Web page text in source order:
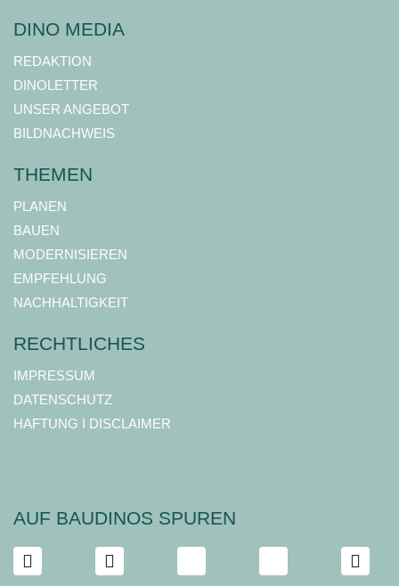
DINO MEDIA
REDAKTION
DINOLETTER
UNSER ANGEBOT
BILDNACHWEIS
THEMEN
PLANEN
BAUEN
MODERNISIEREN
EMPFEHLUNG
NACHHALTIGKEIT
RECHTLICHES
IMPRESSUM
DATENSCHUTZ
HAFTUNG I DISCLAIMER
AUF BAUDINOS SPUREN